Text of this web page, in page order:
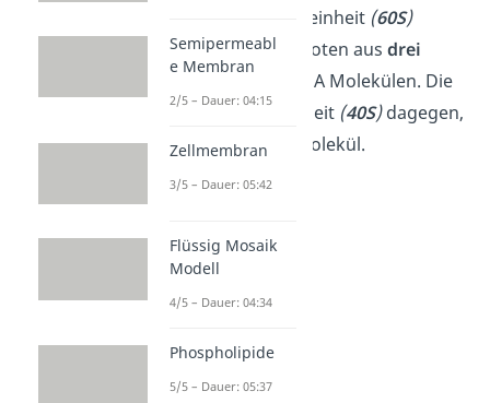
Die größere Untereinheit (60S)
besteht bei Eukaryoten ausdrei
verschiedenen rRNA Molekülen. Die
kleinereUntereinheit (40S)dagegen,
auseinemrRNA Molekül.
Semipermeabl
e Membran
2/5 – Dauer: 04:15
Zellmembran
3/5 – Dauer: 05:42
Flüssig Mosaik
Modell
4/5 – Dauer: 04:34
Phospholipide
5/5 – Dauer: 05:37